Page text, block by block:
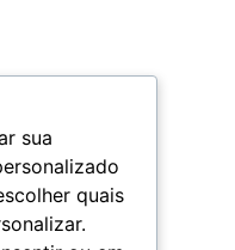
sua
quais